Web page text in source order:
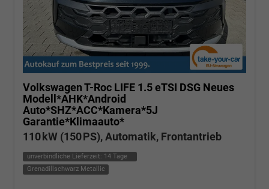
Volkswagen T-Roc LIFE 1.5 eTSI DSG Neues
Modell*AHK*Android
Auto*SHZ*ACC*Kamera*5J
Garantie*Klimaauto*
110 kW (150 PS), Automatik, Frontantrieb
unverbindliche Lieferzeit: 14 Tage
Grenadillschwarz Metallic